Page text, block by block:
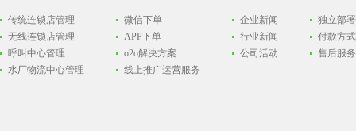
传统连锁店管理
无线连锁店管理
呼叫中心管理
水厂物流中心管理
微信下单
APP下单
o2o解决方案
线上推广运营服务
企业新闻
行业新闻
公司活动
独立部署
付款方式
售后服